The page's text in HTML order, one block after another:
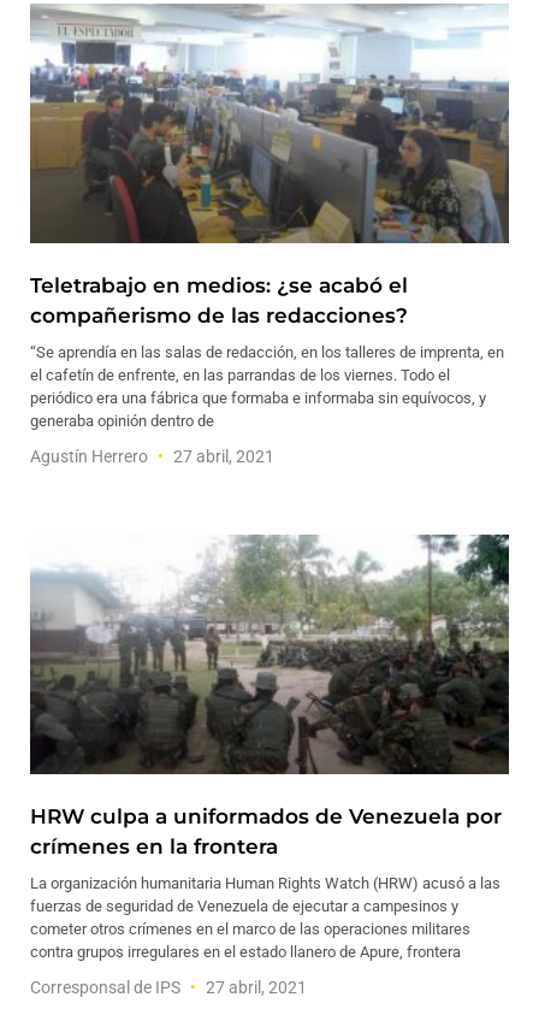
Teletrabajo en medios: ¿se acabó el
compañerismo de las redacciones?
“Se aprendía en las salas de redacción, en los talleres de imprenta, en
el cafetín de enfrente, en las parrandas de los viernes. Todo el
periódico era una fábrica que formaba e informaba sin equívocos, y
generaba opinión dentro de
Agustín Herrero 27 abril, 2021
HRW culpa a uniformados de Venezuela por
crímenes en la frontera
La organización humanitaria Human Rights Watch (HRW) acusó a las
fuerzas de seguridad de Venezuela de ejecutar a campesinos y
cometer otros crímenes en el marco de las operaciones militares
contra grupos irregulares en el estado llanero de Apure, frontera
Corresponsal de IPS 27 abril, 2021